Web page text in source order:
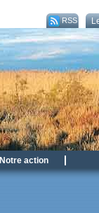
RSS
Notre action